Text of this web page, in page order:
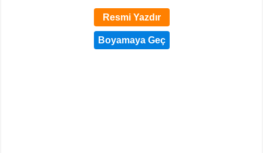
Resmi Yazdır